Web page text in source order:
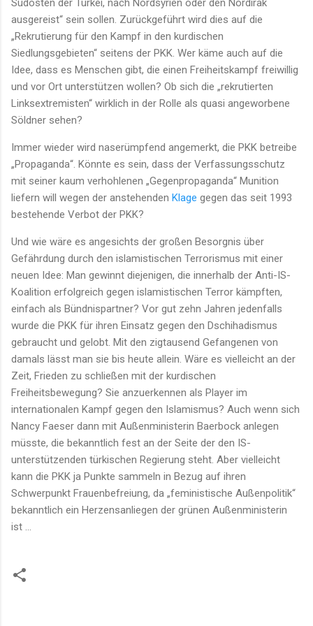
Südosten der Türkei, nach Nordsyrien oder den Nordirak
ausgereist“ sein sollen. Zurückgeführt wird dies auf die
„Rekrutierung für den Kampf in den kurdischen
Siedlungsgebieten“ seitens der PKK. Wer käme auch auf die
Idee, dass es Menschen gibt, die einen Freiheitskampf freiwillig
und vor Ort unterstützen wollen? Ob sich die „rekrutierten
Linksextremisten“ wirklich in der Rolle als quasi angeworbene
Söldner sehen?
Immer wieder wird naserümpfend angemerkt, die PKK betreibe
„Propaganda“. Könnte es sein, dass der Verfassungsschutz
mit seiner kaum verhohlenen „Gegenpropaganda“ Munition
liefern will wegen der anstehenden Klage gegen das seit 1993
bestehende Verbot der PKK?
Und wie wäre es angesichts der großen Besorgnis über
Gefährdung durch den islamistischen Terrorismus mit einer
neuen Idee: Man gewinnt diejenigen, die innerhalb der Anti-IS-
Koalition erfolgreich gegen islamistischen Terror kämpften,
einfach als Bündnispartner? Vor gut zehn Jahren jedenfalls
wurde die PKK für ihren Einsatz gegen den Dschihadismus
gebraucht und gelobt. Mit den zigtausend Gefangenen von
damals lässt man sie bis heute allein. Wäre es vielleicht an der
Zeit, Frieden zu schließen mit der kurdischen
Freiheitsbewegung? Sie anzuerkennen als Player im
internationalen Kampf gegen den Islamismus? Auch wenn sich
Nancy Faeser dann mit Außenministerin Baerbock anlegen
müsste, die bekanntlich fest an der Seite der den IS-
unterstützenden türkischen Regierung steht. Aber vielleicht
kann die PKK ja Punkte sammeln in Bezug auf ihren
Schwerpunkt Frauenbefreiung, da „feministische Außenpolitik“
bekanntlich ein Herzensanliegen der grünen Außenministerin
ist …